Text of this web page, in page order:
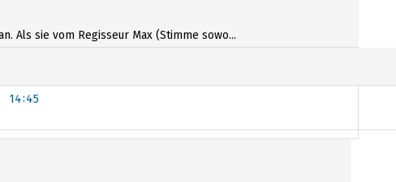
Als sie vom Regisseur Max (Stimme sowo...
14:45
15:00